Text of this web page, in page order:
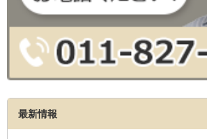
最新情報